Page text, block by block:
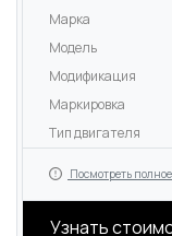
Марка
Модель
Модификация
Маркировка
Тип двигателя
Посмотреть
Узнать